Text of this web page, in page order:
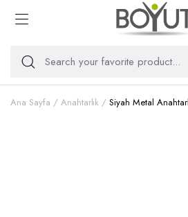
Ana Sayfa Anahtarlık Siyah Metal